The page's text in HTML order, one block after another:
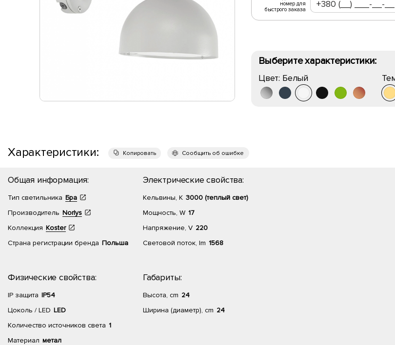
номер для
быстрого заказа
Выберите характеристики:
Цвет: Белый
Характеристики: Копировать Сообщить об ошибке
Общая информация:
Тип светильника Бра
Производитель Norlys
Коллекция Koster
Страна регистрации бренда Польша
Физические свойства:
IP защита IP54
Цоколь / LED LED
Количество источников света 1
Материал метал
Электрические свойства:
Кельвины, К 3000 (теплый свет)
Мощность, W 17
Напряжение, V 220
Световой поток, lm 1568
Габариты:
Высота, cm 24
Ширина (диаметр), cm 24